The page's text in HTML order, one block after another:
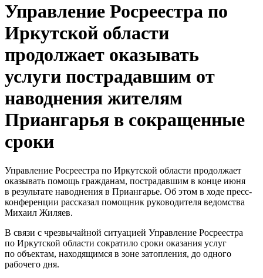
Управление Росреестра по
Иркутской области
продолжает оказывать
услуги пострадавшим от
наводнения жителям
Приангарья в сокращенные
сроки
Управление Росреестра по Иркутской области продолжает
оказывать помощь гражданам, пострадавшим в конце июня
в результате наводнения в Приангарье. Об этом в ходе пресс-
конференции рассказал помощник руководителя ведомства
Михаил Жиляев.
В связи с чрезвычайной ситуацией Управление Росреестра
по Иркутской области сократило сроки оказания услуг
по объектам, находящимся в зоне затопления, до одного
рабочего дня.